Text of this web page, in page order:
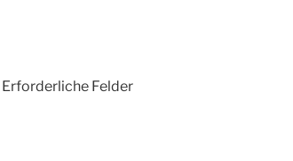
Erforderliche Felder